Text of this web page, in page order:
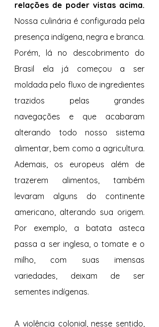
Nossa culinária é configurada pela
presença indígena, negra e branca.
Porém, lá no descobrimento do
Brasil ela já começou a ser
moldada pelo fluxo de ingredientes
trazidos pelas grandes
navegações e que acabaram
alterando todo nosso sistema
alimentar, bem como a agricultura.
Ademais, os europeus além de
trazerem alimentos, também
levaram alguns do continente
americano, alterando sua origem.
Por exemplo, a batata asteca
passa a ser inglesa, o tomate e o
milho, com suas imensas
variedades, deixam de ser
sementes indígenas.
A violência colonial, nesse sentido,